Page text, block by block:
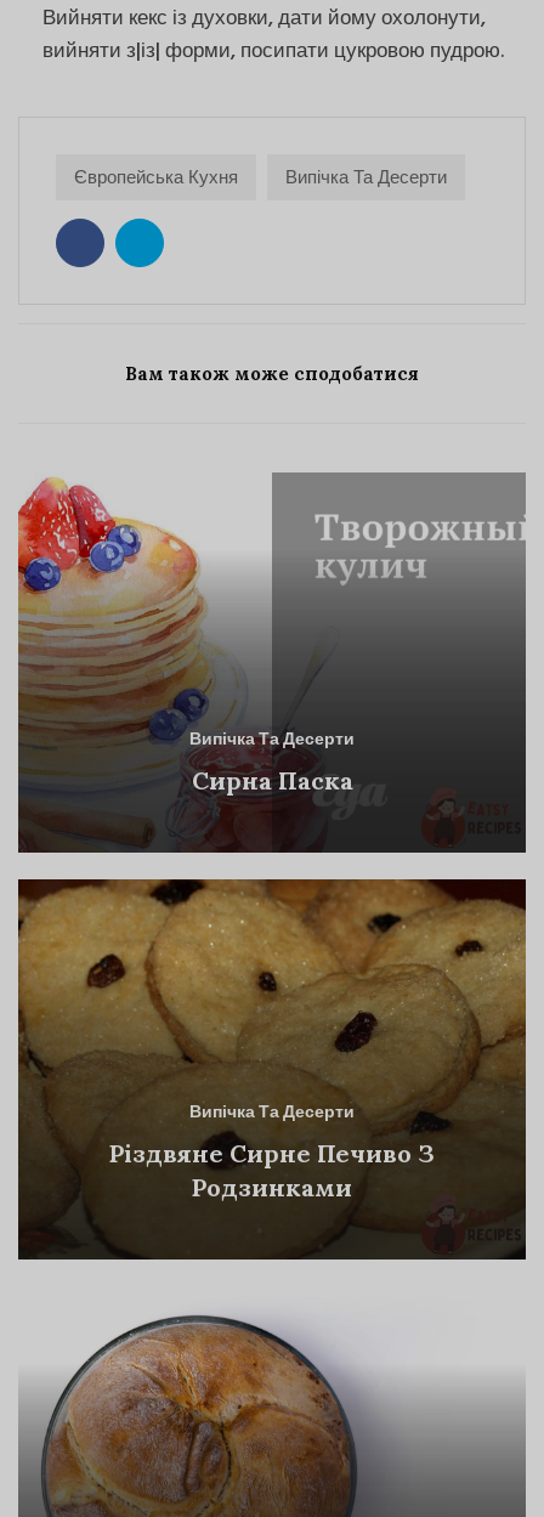
Вийняти кекс із духовки, дати йому охолонути,
вийняти з|із| форми, посипати цукровою пудрою.
Європейська Кухня Випічка Та Десерти
Вам також може сподобатися
Випічка Та Десерти
Сирна Паска
Випічка Та Десерти
Різдвяне Сирне Печиво З
Родзинками